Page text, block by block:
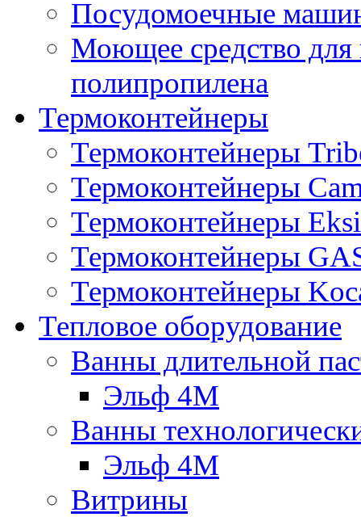
Посудомоечные
Моющее средство для
полипропилена
Термоконтейнеры
Термоконтейнеры
Термоконтейнеры
Термоконтейнеры Eksi
Термоконтейнеры
Термоконтейнеры
Тепловое оборудование
Ванны длительной
Эльф 4М
Ванны
Эльф 4М
Витрины